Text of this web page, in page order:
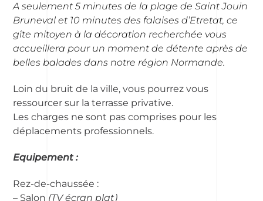
A seulement 5 minutes de la plage de Saint Jouin
Bruneval et 10 minutes des falaises d’Etretat,ce
gîte mitoyen à la décoration recherchée vous
accueillera pour un moment de détente après de
belles balades dans notre région Normande.
Loin du bruit de la ville, vous pourrez vous
ressourcer sur la terrasse privative.
Les charges ne sont pas comprises pour les
déplacements professionnels.
Equipement :
Rez-de-chaussée :
– Salon (TV écran plat)